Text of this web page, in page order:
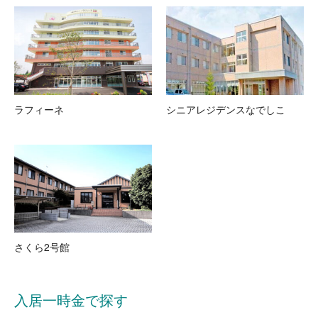
ラフィーネ シニアレジデンスなでしこ
さくら2号館
入居一時金で探す